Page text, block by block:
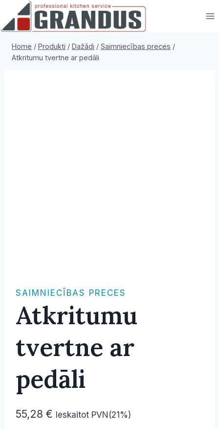
content
Home / Produkti / Dažādi / Saimniecības preces /
Atkritumu tvertne ar pedāli
SAIMNIECĪBAS PRECES
Atkritumu
tvertne ar
pedāli
55,28 € Ieskaitot PVN(21%)